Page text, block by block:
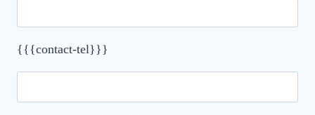
{{{contact-tel}}}